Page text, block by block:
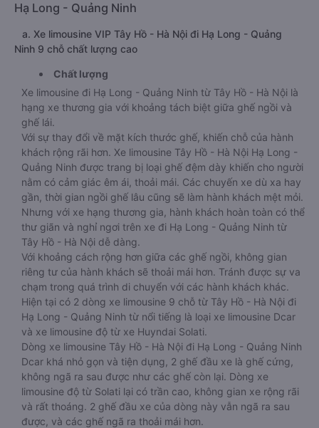
Hạ Long - Quảng Ninh
a. Xe limousine VIP Tây Hồ - Hà Nội đi Hạ Long - Quảng
Ninh 9 chỗ chất lượng cao
Chất lượng
Xe limousine đi Hạ Long - Quảng Ninh từ Tây Hồ - Hà Nội là
hạng xe thương gia với khoảng tách biệt giữa ghế ngồi và
ghế lái.
Với sự thay đổi về mặt kích thước ghế, khiến chỗ của hành
khách rộng rãi hơn. Xe limousine Tây Hồ - Hà Nội Hạ Long -
Quảng Ninh được trang bị loại ghế đệm dày khiến cho người
nằm có cảm giác êm ái, thoải mái. Các chuyến xe dù xa hay
gần, thời gian ngồi ghế lâu cũng sẽ làm hành khách mệt mỏi.
Nhưng với xe hạng thương gia, hành khách hoàn toàn có thể
thư giãn và nghỉ ngơi trên xe đi Hạ Long - Quảng Ninh từ
Tây Hồ - Hà Nội dễ dàng.
Với khoảng cách rộng hơn giữa các ghế ngồi, không gian
riêng tư của hành khách sẽ thoải mái hơn. Tránh được sự va
chạm trong quá trình di chuyển với các hành khách khác.
Hiện tại có 2 dòng xe limousine 9 chỗ từ Tây Hồ - Hà Nội đi
Hạ Long - Quảng Ninh từ nổi tiếng là loại xe limousine Dcar
và xe limousine độ từ xe Huyndai Solati.
Dòng xe limousine Tây Hồ - Hà Nội đi Hạ Long - Quảng Ninh
Dcar khá nhỏ gọn và tiện dụng, 2 ghế đầu xe là ghế cứng,
không ngã ra sau được như các ghế còn lại. Dòng xe
limousine độ từ Solati lại có trần cao, không gian xe rộng rãi
và rất thoáng. 2 ghế đầu xe của dòng này vẫn ngã ra sau
được, và các ghế ngã ra thoải mái hơn.